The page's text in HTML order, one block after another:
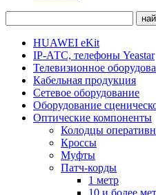
HUAWEI eKit
IP-АТС, телефоны Yeastar
Телевизионное
Кабельная продукция
Сетевое оборудование
Оборудование
Оптические компоненты
Колодцы
Кроссы
Муфты
Патч-корды
1 метр
10 и более